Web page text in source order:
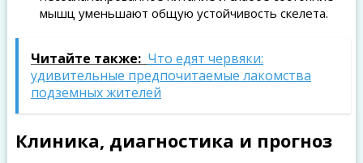
мышц уменьшают общую устойчивость скелета.
Читайте также: Что едят червяки:
удивительные предпочитаемые лакомства
подземных жителей
Клиника, диагностика и прогноз